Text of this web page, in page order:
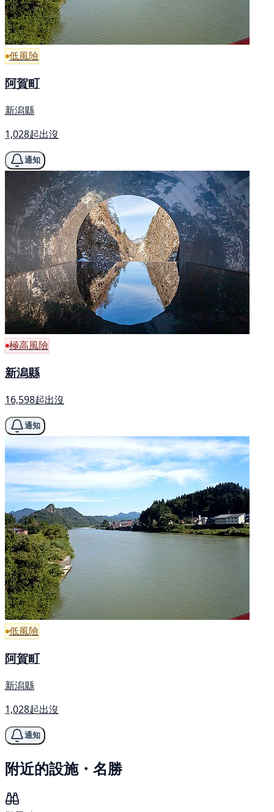
低風險
阿賀町
新潟縣
1,028起出沒
通知
極高風險
新潟縣
16,598起出沒
通知
低風險
阿賀町
新潟縣
1,028起出沒
通知
附近的設施・名勝